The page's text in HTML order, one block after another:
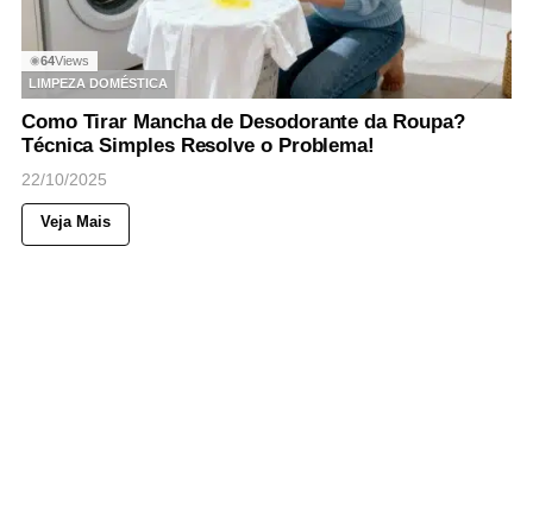
◉64Views
LIMPEZA DOMÉSTICA
Como Tirar Mancha de Desodorante da Roupa?
Técnica Simples Resolve o Problema!
22/10/2025
Veja Mais